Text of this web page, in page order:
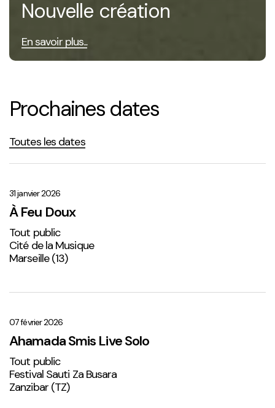
Nouvelle création
En savoir plus...
Prochaines dates
Toutes les dates
Doux
31 janvier 2026
À Feu Doux
Tout public
Cité de la Musique
Marseille (13)
Live
Solo
1
07 février 2026
Ahamada Smis Live Solo
Tout public
Festival Sauti Za Busara
Zanzibar (TZ)